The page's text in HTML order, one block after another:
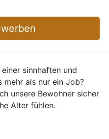
sinnhaften und
mehr als nur ein Job?
unsere Bewohner sicher
Alter fühlen.